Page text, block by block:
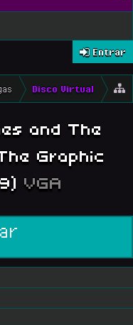
Entrar
Disco Virtual
and The
Graphic
VGA